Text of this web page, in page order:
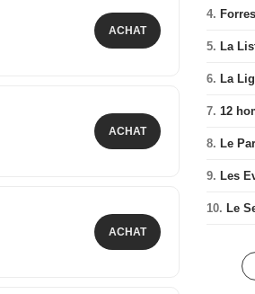
ACHAT
ACHAT
ACHAT
4.
5. La
6. La
7. 12
8. Le
9. Les
10. Le